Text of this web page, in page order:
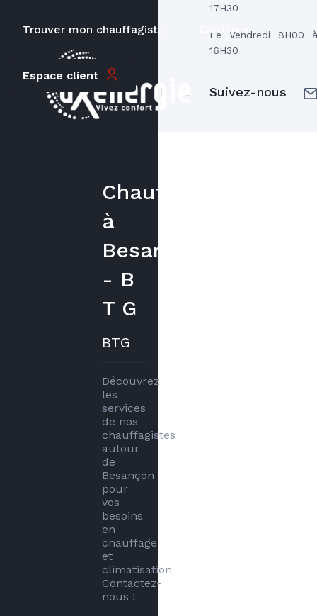
Trouver mon chauffagiste Carrières
Espace client
Chauffagiste
à
Besançon
- B
T G
BTG
Découvrez
les
services
de nos
chauffagistes
autour
de
Besançon
pour
vos
besoins
en
chauffage
et
climatisation
Contactez-
nous !
17H30
Le Vendredi 8H00
16H30
Suivez-nous